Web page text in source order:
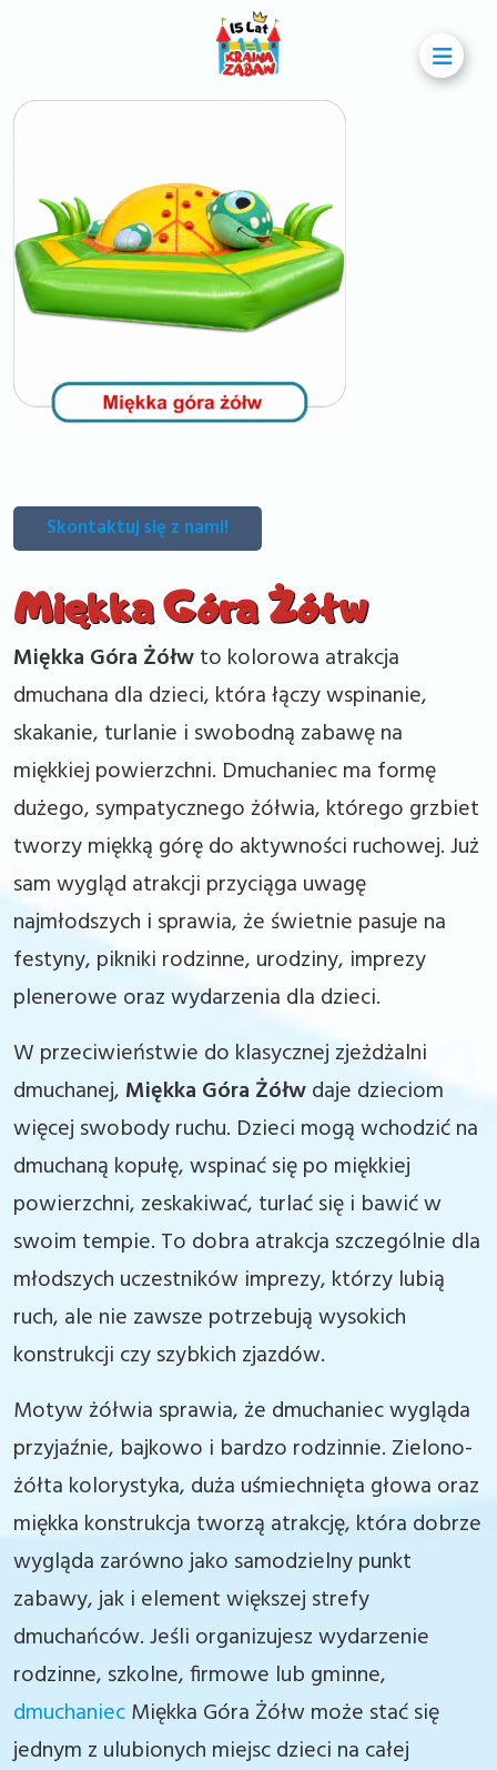
Skontaktuj się z nami!
Miękka Góra Żółw
Miękka Góra Żółwto kolorowa atrakcja
dmuchana dla dzieci, która łączy wspinanie,
skakanie, turlanie i swobodną zabawę na
miękkiej powierzchni. Dmuchaniec ma formę
dużego, sympatycznego żółwia, którego grzbiet
tworzy miękką górę do aktywności ruchowej. Już
sam wygląd atrakcji przyciąga uwagę
najmłodszych i sprawia, że świetnie pasuje na
festyny, pikniki rodzinne, urodziny, imprezy
plenerowe oraz wydarzenia dla dzieci.
W przeciwieństwie do klasycznej zjeżdżalni
dmuchanej, Miękka Góra Żółwdaje dzieciom
więcej swobody ruchu. Dzieci mogą wchodzić na
dmuchaną kopułę, wspinać się po miękkiej
powierzchni, zeskakiwać, turlać się i bawić w
swoim tempie. To dobra atrakcja szczególnie dla
młodszych uczestników imprezy, którzy lubią
ruch, ale nie zawsze potrzebują wysokich
konstrukcji czy szybkich zjazdów.
Motyw żółwia sprawia, że dmuchaniec wygląda
przyjaźnie, bajkowo i bardzo rodzinnie. Zielono-
żółta kolorystyka, duża uśmiechnięta głowa oraz
miękka konstrukcja tworzą atrakcję, która dobrze
wygląda zarówno jako samodzielny punkt
zabawy, jak i element większej strefy
dmuchańców. Jeśli organizujesz wydarzenie
rodzinne, szkolne, firmowe lub gminne,
dmuchaniecMiękka Góra Żółw może stać się
jednym z ulubionych miejsc dzieci na całej